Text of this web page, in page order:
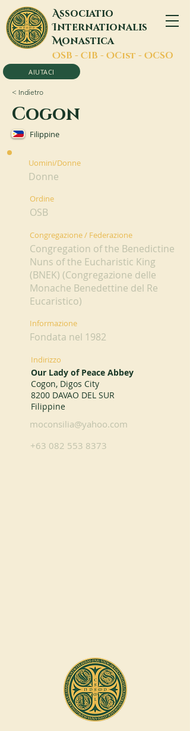
Associatio
Internationalis
Monastica
OSB - CIB - OCist - OCSO
AIUTACI
< Indietro
Cogon
Filippine
Uomini/Donne
Donne
Ordine
OSB
Congregazione / Federazione
Congregation of the Benedictine
Nuns of the Eucharistic King
(BNEK) (Congregazione delle
Monache Benedettine del Re
Eucaristico)
Informazione
Fondata nel 1982
Indirizzo
Our Lady of Peace Abbey
Cogon, Digos City
8200 DAVAO DEL SUR
Filippine
moconsilia@yahoo.com
+63 082 553 8373